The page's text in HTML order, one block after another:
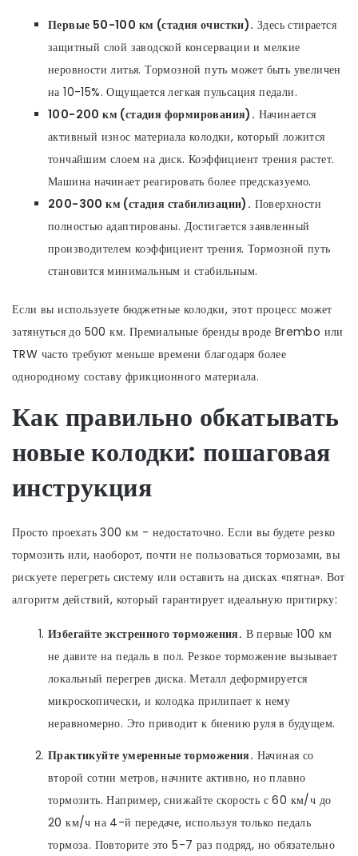
Первые 50-100 км (стадия очистки). Здесь стирается
защитный слой заводской консервации и мелкие
неровности литья. Тормозной путь может быть увеличен
на 10-15%. Ощущается легкая пульсация педали.
100-200 км (стадия формирования). Начинается
активный износ материала колодки, который ложится
тончайшим слоем на диск. Коэффициент трения растет.
Машина начинает реагировать более предсказуемо.
200-300 км (стадия стабилизации). Поверхности
полностью адаптированы. Достигается заявленный
производителем коэффициент трения. Тормозной путь
становится минимальным и стабильным.
Если вы используете бюджетные колодки, этот процесс может
затянуться до 500 км. Премиальные бренды вроде Brembo или
TRW часто требуют меньше времени благодаря более
однородному составу фрикционного материала.
Как правильно обкатывать
новые колодки: пошаговая
инструкция
Просто проехать 300 км - недостаточно. Если вы будете резко
тормозить или, наоборот, почти не пользоваться тормозами, вы
рискуете перегреть систему или оставить на дисках «пятна». Вот
алгоритм действий, который гарантирует идеальную притирку:
Избегайте экстренного торможения. В первые 100 км
не давите на педаль в пол. Резкое торможение вызывает
локальный перегрев диска. Металл деформируется
микроскопически, и колодка прилипает к нему
неравномерно. Это приводит к биению руля в будущем.
Практикуйте умеренные торможения. Начиная со
второй сотни метров, начните активно, но плавно
тормозить. Например, снижайте скорость с 60 км/ч до
20 км/ч на 4-й передаче, используя только педаль
тормоза. Повторите это 5-7 раз подряд, но обязательно